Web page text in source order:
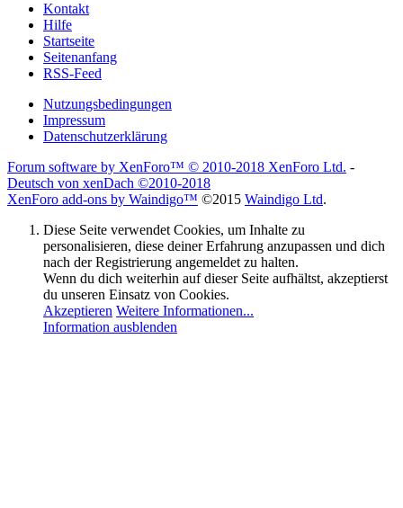
Kontakt
Hilfe
Startseite
Seitenanfang
RSS-Feed
Nutzungsbedingungen
Impressum
Datenschutzerklärung
Forum software by XenForo™ © 2010-2018 XenForo Ltd. -
Deutsch von xenDach ©2010-2018
XenForo add-ons by Waindigo™ ©2015 Waindigo Ltd.
Diese Seite verwendet Cookies, um Inhalte zu
personalisieren, diese deiner Erfahrung anzupassen und dich
nach der Registrierung angemeldet zu halten.
Wenn du dich weiterhin auf dieser Seite aufhältst, akzeptierst
du unseren Einsatz von Cookies.
Akzeptieren Weitere Informationen...
Information ausblenden